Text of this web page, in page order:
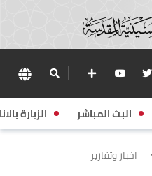
البث المباشر الزيارة
اخبار وتقارير